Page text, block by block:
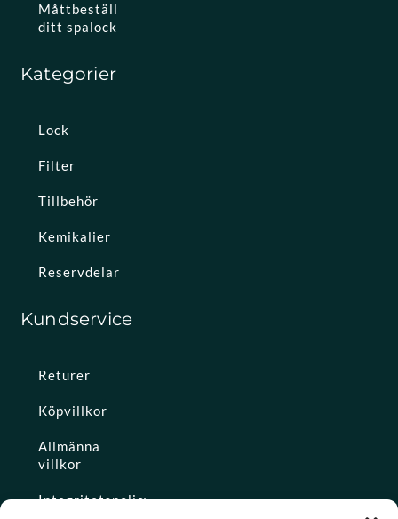
Måttbeställ
ditt spalock
Kategorier
Lock
Filter
Tillbehör
Kemikalier
Reservdelar
Kundservice
Returer
Köpvillkor
Allmänna
villkor
Integritetspolicy